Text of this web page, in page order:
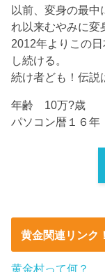
以前、変身の最中
れ以来むやみに変
2012年よりこの
し続ける。
続け者ども！伝説
年齢 10万?歳
パソコン暦１６年
黄金関連リンク！
黄金村って何？